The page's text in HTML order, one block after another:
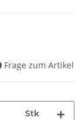
Frage zum Artikel
Stk